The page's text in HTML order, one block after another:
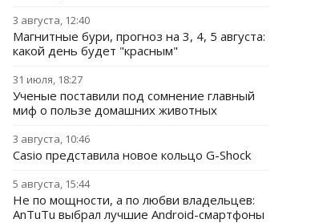
3 августа, 12:40
Магнитные бури, прогноз на 3, 4, 5 августа:
какой день будет "красным"
31 июля, 18:27
Ученые поставили под сомнение главный
миф о пользе домашних животных
3 августа, 10:46
Casio представила новое кольцо G-Shock
5 августа, 15:44
Не по мощности, а по любви владельцев:
AnTuTu выбрал лучшие Android-смартфоны